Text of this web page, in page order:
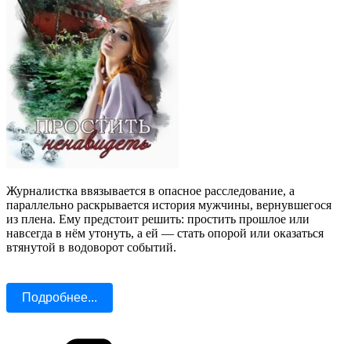
Журналистка ввязывается в опасное расследование, а
параллельно раскрывается история мужчины, вернувшегося
из плена. Ему предстоит решить: простить прошлое или
навсегда в нём утонуть, а ей — стать опорой или оказаться
втянутой в водоворот событий.
Подробнее...